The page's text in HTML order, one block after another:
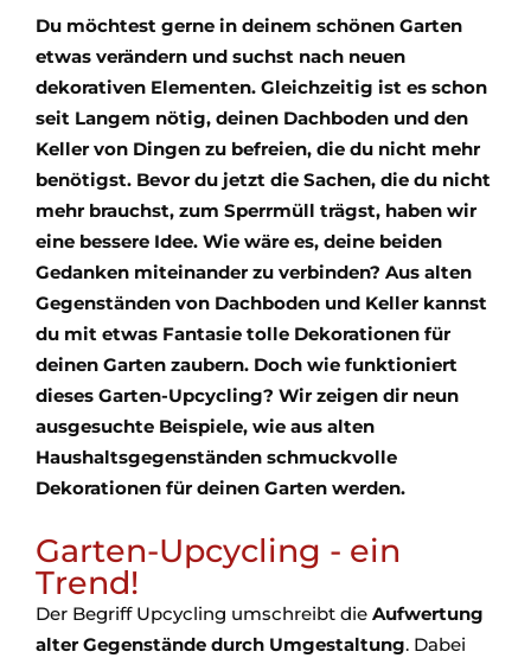
Du möchtest gerne in deinem schönen Garten
etwas verändern und suchst nach neuen
dekorativen Elementen. Gleichzeitig ist es schon
seit Langem nötig, deinen Dachboden und den
Keller von Dingen zu befreien, die du nicht mehr
benötigst. Bevor du jetzt die Sachen, die du nicht
mehr brauchst, zum Sperrmüll trägst, haben wir
eine bessere Idee. Wie wäre es, deine beiden
Gedanken miteinander zu verbinden? Aus alten
Gegenständen von Dachboden und Keller kannst
du mit etwas Fantasie tolle Dekorationen für
deinen Garten zaubern. Doch wie funktioniert
dieses Garten-Upcycling? Wir zeigen dir neun
ausgesuchte Beispiele, wie aus alten
Haushaltsgegenständen schmuckvolle
Dekorationen für deinen Garten werden.
Garten-Upcycling - ein
Trend!
Der Begriff Upcycling umschreibt die Aufwertung
alter Gegenstände durch Umgestaltung. Dabei